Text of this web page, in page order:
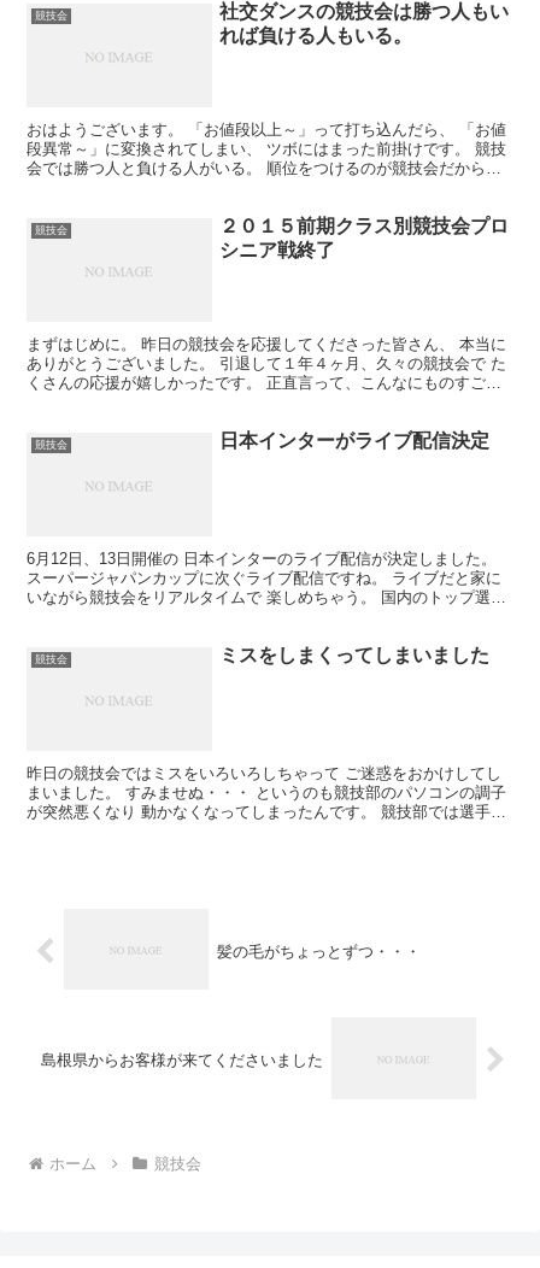
競技会
社交ダンスの競技会は勝つ人もい
れば負ける人もいる。
おはようございます。 「お値段以上～」って打ち込んだら、 「お値
段異常～」に変換されてしまい、 ツボにはまった前掛けです。 競技
会では勝つ人と負ける人がいる。 順位をつけるのが競技会だから
競技会
２０１５前期クラス別競技会プロ
シニア戦終了
まずはじめに。 昨日の競技会を応援してくださった皆さん、 本当に
ありがとうございました。 引退して１年４ヶ月、久々の競技会で た
くさんの応援が嬉しかったです。 正直言って、こんなにものすごい
競技会 日本インターがライブ配信決定
6月12日、13日開催の 日本インターのライブ配信が決定しました。
スーパージャパンカップに次ぐライブ配信ですね。 ライブだと家に
いながら競技会をリアルタイムで 楽しめちゃう。 国内のトップ選手
競技会 ミスをしまくってしまいました
昨日の競技会ではミスをいろいろしちゃって ご迷惑をおかけしてし
まいました。 すみませぬ・・・ というのも競技部のパソコンの調子
が突然悪くなり 動かなくなってしまったんです。 競技部では選手の
髪の毛がちょっとずつ・・・
島根県からお客様が来てくださいました
ホーム 競技会